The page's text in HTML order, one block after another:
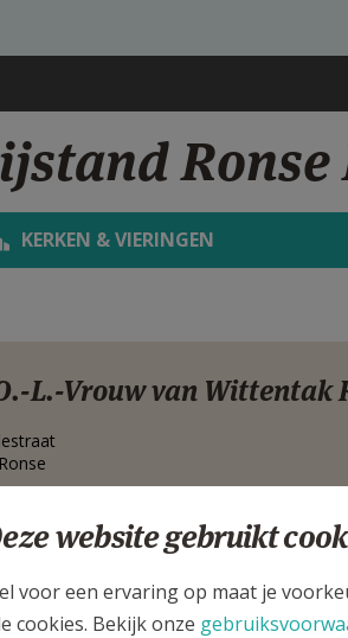
KERKEN & VIERINGEN
L.-Vrouw van Wittentak
Ronse
9600 Ronse
website gebruikt
voor een ervaring op maat je
cookies. Bekijk onze